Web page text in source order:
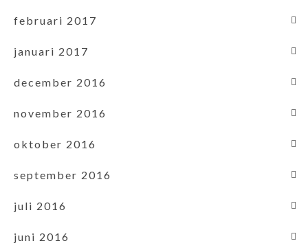
februari 2017
januari 2017
december 2016
november 2016
oktober 2016
september 2016
juli 2016
juni 2016